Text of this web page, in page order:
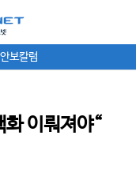
안보칼럼
화 이뤄져야“